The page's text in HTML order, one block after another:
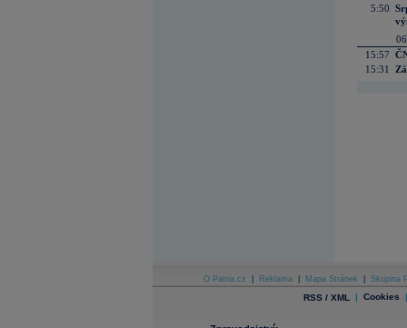
5:50
15:57
15:31
O Patria.cz Reklama Mapa Stránek Skupina
RSS / XML | Cookies |